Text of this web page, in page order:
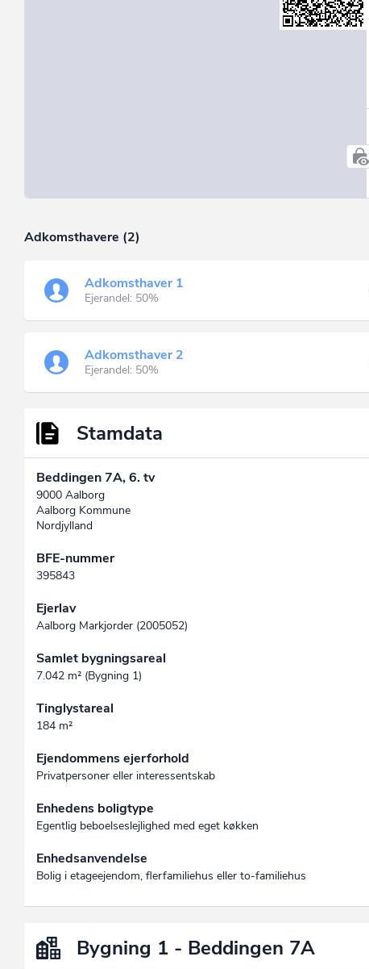
Adkomsthavere (2)
Adkomsthaver 1
Ejerandel: 50%
Adkomsthaver 2
Ejerandel: 50%
Stamdata
Beddingen 7A, 6. tv
9000 Aalborg
Aalborg Kommune
Nordjylland
BFE-nummer
395843
Ejerlav
Aalborg Markjorder (2005052)
Samlet bygningsareal
7.042 m² (Bygning 1)
Tinglystareal
184 m²
Ejendommens ejerforhold
Privatpersoner eller interessentskab
Enhedens boligtype
Egentlig beboelseslejlighed med eget køkken
Enhedsanvendelse
Bolig i etageejendom, flerfamiliehus eller to-familiehus
Bygning 1 - Beddingen 7A